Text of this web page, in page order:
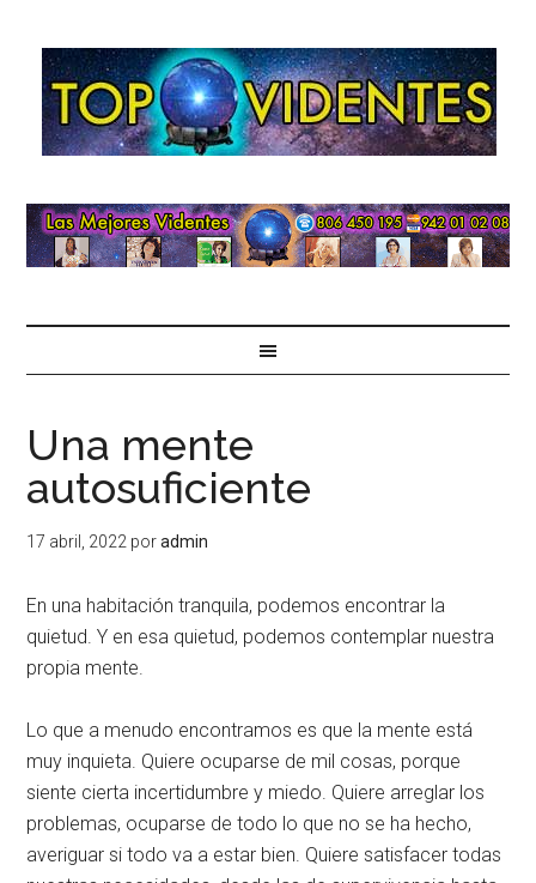
Una mente
autosuficiente
17 abril, 2022 poradmin
En una habitación tranquila, podemos encontrar la
quietud. Y en esa quietud, podemos contemplar nuestra
propia mente.
Lo que a menudo encontramos es que la mente está
muy inquieta. Quiere ocuparse de mil cosas, porque
siente cierta incertidumbre y miedo. Quiere arreglar los
problemas, ocuparse de todo lo que no se ha hecho,
averiguar si todo va a estar bien. Quiere satisfacer todas